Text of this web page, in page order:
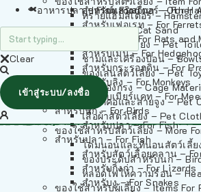
ทรายแฮมสเตอร์ –
ทรายแมว – Cat Sand
ห้องน้ำสัตว์เลี้ยง – Pet
ชามและเครื่องป้อน –
ของเล่นสัตว์เลี้ยง – Pet
วัสดุรองกรง – Cage
ปลอกคอและสายจูง – Pet
เสื้อผ้าสัตว์เลี้ยง – Pet
ของใช้สำหรับสัตว์เลี้ยง – More
โดมนอนและที่นอนสัตว์เลี้ย
ของประดับสำหรับนก –
หลอดไฟให้ความร้อน –
ของใช้สำหรับผู้เลี้ยง – Items For
อุปกรณ์เสริมอื่นๆ – Other
สำหรับแฮมสเตอร์ – For
สำหรับเฟอเรท – For
สำหรับหนู – For Rats and
สำหรับเม่น – For
สำหรับกระรอกดิน – For
สำหรับลิง – For Monkeys
สำหรับเมียร์แคท – For
สำหรับนก – For Birds
สำหรับปลา – For Fish
สำหรับปลา – For Fish
สำหรับสัตว์เลื้อยคลาน –
สำหรับกิ้งก่า – For Lizards
สำหรับงู – For Snakes
อาหารปลา – Fish Food
Clear
เข้าสู่ระบบ/ลงชื่อ